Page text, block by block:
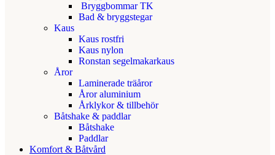
Bryggbommar TK
Bad & bryggstegar
Kaus
Kaus rostfri
Kaus nylon
Ronstan segelmakarkaus
Åror
Laminerade träåror
Åror aluminium
Årklykor & tillbehör
Båtshake & paddlar
Båtshake
Paddlar
Komfort & Båtvård